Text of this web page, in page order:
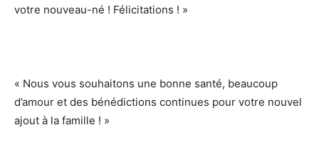
votre nouveau-né ! Félicitations ! »
« Nous vous souhaitons une bonne santé, beaucoup
d’amour et des bénédictions continues pour votre nouvel
ajout à la famille ! »